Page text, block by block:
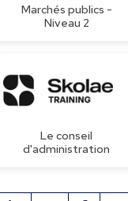
Marchés publics -
Niveau 2
Le conseil
d'administration